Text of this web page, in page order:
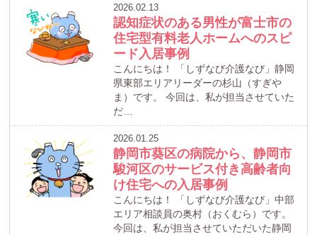
2026.02.13
認知症状のある男性が富士市の
住宅型有料老人ホームへのスピ
ード入居事例
こんにちは！ 「しずなび介護なび」静岡
県東部エリアリーダーの杉山（すぎや
ま）です。 今回は、私が担当させていた
だ…
2026.01.25
静岡市葵区の病院から、静岡市
駿河区のサービス付き高齢者向
け住宅への入居事例
こんにちは！ 「しずなび介護なび」中部
エリア相談員の奥村（おくむら）です。
今回は、私が担当させていただいた静岡